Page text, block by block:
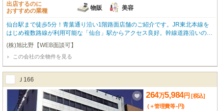
出店するのに
おすすめの業種
物販 美容
仙台駅まで徒歩5分！青葉通り沿い1階路面店舗のご紹介です。JR東北本線を
はじめ複数路線が利用可能な「仙台」駅からアクセス良好。幹線道路沿いの駅
前立地は、高い集客力と視認性を期待できるでしょう。周辺には銀行、コンビ
ニ、スーパー、ドラッグストアなど生活利便施設が充実しており、ビジネス拠
点として優れた環境です。広々とした専有面積226.62㎡の空間は、スケルトン
渡しのため、お客様のイメージに合わせて自由にレイアウトが可能です。
(株)旭比野【WEB面談可】
この会社の全物件を見る
Ｊ166
264万5,984円 [税込]
(＋管理費等-円)